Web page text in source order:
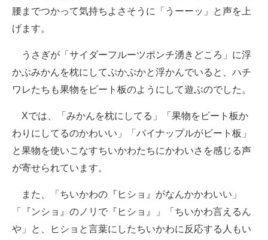
腰までつかって気持ちよさそうに「うーーッ」と声を上
げます。
うさぎが「サイダーフルーツポンチ湧きどころ」に浮
かぶみかんを枕にしてぷかぷかと浮かんでいると、ハチ
ワレたちも果物をビート板のようにして遊ぶのでした。
Xでは、「みかんを枕にしてる」「果物をビート板か
わりにしてるのかわいい」「パイナップルがビート板」
と果物を使いこなすちいかわたちにかわいさを感じる声
が寄せられています。
また、「ちいかわの『ヒショ』がなんかかわいい」
「『ンショ』のノリで『ヒショ』」「ちいかわ言えるん
や」と、ヒショと言葉にしたちいかわに反応する人もい